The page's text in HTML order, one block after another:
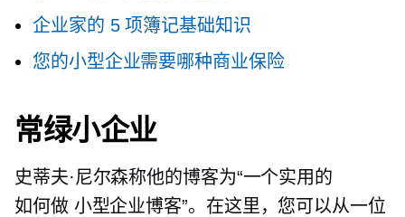
企业家的 5 项簿记基础知识
您的小型企业需要哪种商业保险
常绿小企业
史蒂夫·尼尔森称他的博客为“一个实用的
如何做小型企业博客”。在这里，您可以从一位